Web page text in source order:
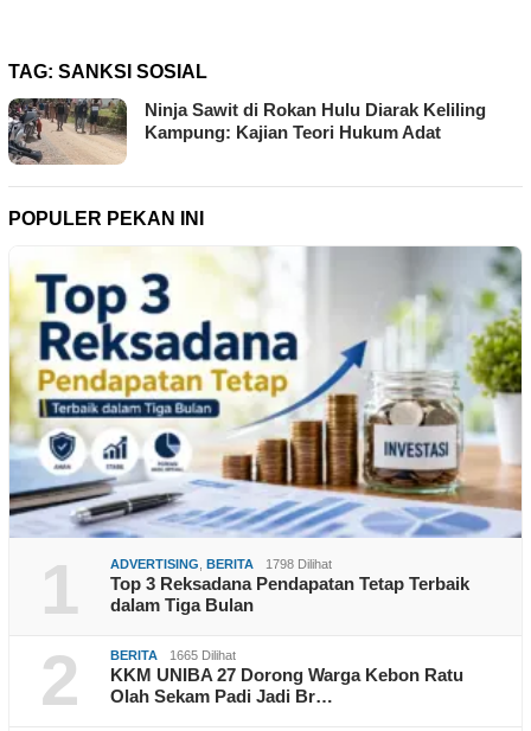
TAG: SANKSI SOSIAL
Ninja Sawit di Rokan Hulu Diarak Keliling
Kampung: Kajian Teori Hukum Adat
POPULER PEKAN INI
1 ADVERTISING BERITA 1798 Dilihat
Top 3 Reksadana Pendapatan Tetap Terbaik
dalam Tiga Bulan
2 BERITA 1665 Dilihat
KKM UNIBA 27 Dorong Warga Kebon Ratu
Olah Sekam Padi Jadi Br…